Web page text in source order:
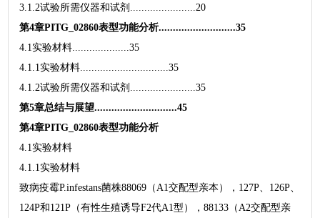
3.1.2试验所需仪器和试剂.......................20
第4章PITG_02860表型功能分析...........................35
4.1实验材料....................35
4.1.1实验材料...............................35
4.1.2试验所需仪器和试剂.......................35
第5章总结与展望.............................45
第4章PITG_02860表型功能分析
4.1实验材料
4.1.1实验材料
致病疫霉P.infestans菌株88069（A1交配型亲本），127P、126P、
124P和121P（有性生殖诱导F2代A1型），88133（A2交配型亲